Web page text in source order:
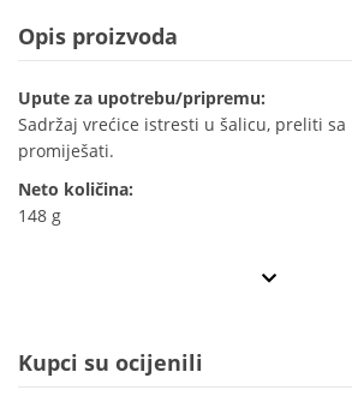
Opis proizvoda
Upute za upotrebu/pripremu:
Sadržaj vrećice istresti u šalicu, preliti sa
promiješati.
Neto količina:
148 g
Kupci su ocijenili